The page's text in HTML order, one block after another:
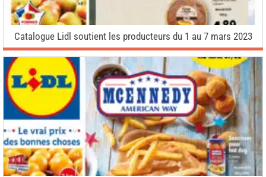
Catalogue Lidl soutient les producteurs du 1 au 7 mars 2023